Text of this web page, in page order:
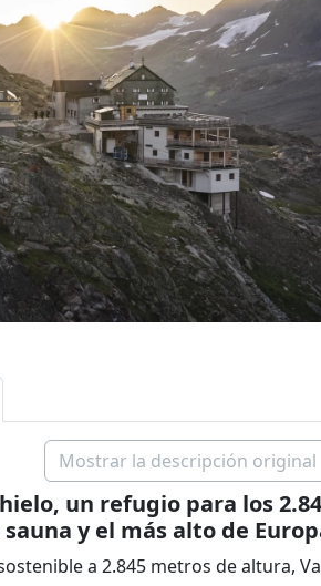
Mostrar la descripción original
un refugio para los
y el más alto de
a 2.845 metros de altura,